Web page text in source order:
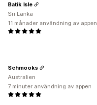
Batik Isle
Sri Lanka
11 månader användning av appen
Schmooks
Australien
7 minuter användning av appen